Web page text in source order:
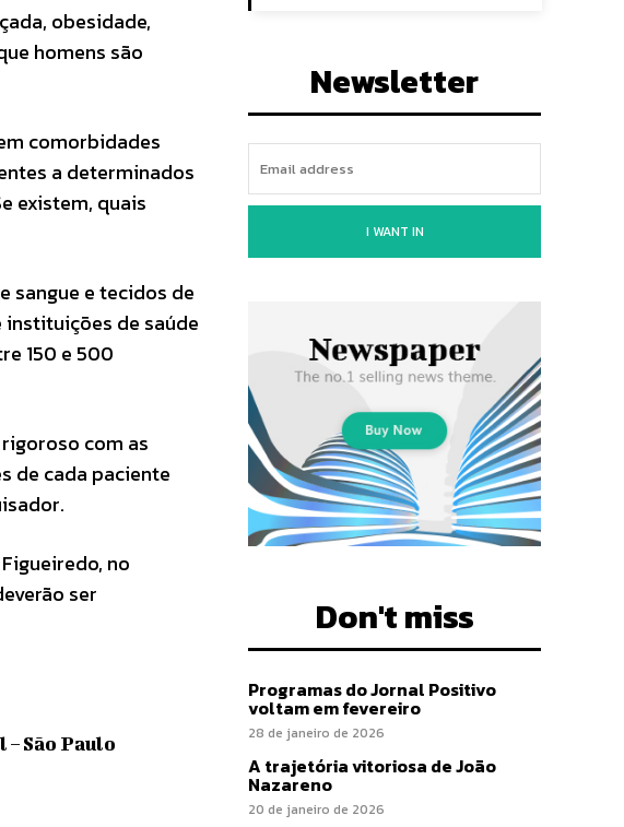
obesidade,
homens são
comorbidades
a determinados
existem, quais
sangue e tecidos de
instituições de saúde
150 e 500
com as
de cada paciente
no
ser
São Paulo
Newsletter
I WANT IN
Don't miss
Programas do Jornal Positivo
voltam em fevereiro
28 de janeiro de 2026
A trajetória vitoriosa de João
Nazareno
20 de janeiro de 2026